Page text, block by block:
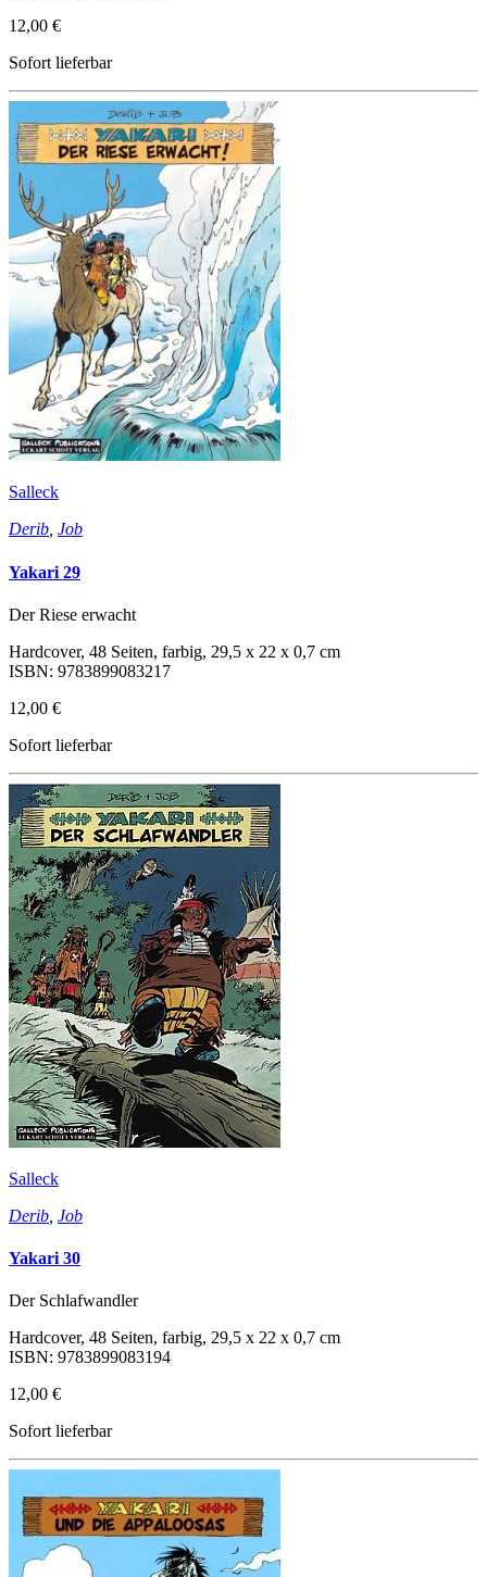
12,00 €
Sofort lieferbar
Salleck
Derib Job
Yakari 29
Der Riese erwacht
Hardcover, 48 Seiten, farbig, 29,5 x 22 x 0,7 cm
ISBN: 9783899083217
12,00 €
Sofort lieferbar
Salleck
Derib Job
Yakari 30
Der Schlafwandler
Hardcover, 48 Seiten, farbig, 29,5 x 22 x 0,7 cm
ISBN: 9783899083194
12,00 €
Sofort lieferbar